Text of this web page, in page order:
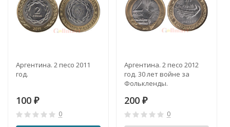
Аргентина. 2 песо 2011
год.
100 ₽
0
Аргентина. 2 песо 2012
год. 30 лет войне за
Фолькленды.
200 ₽
0